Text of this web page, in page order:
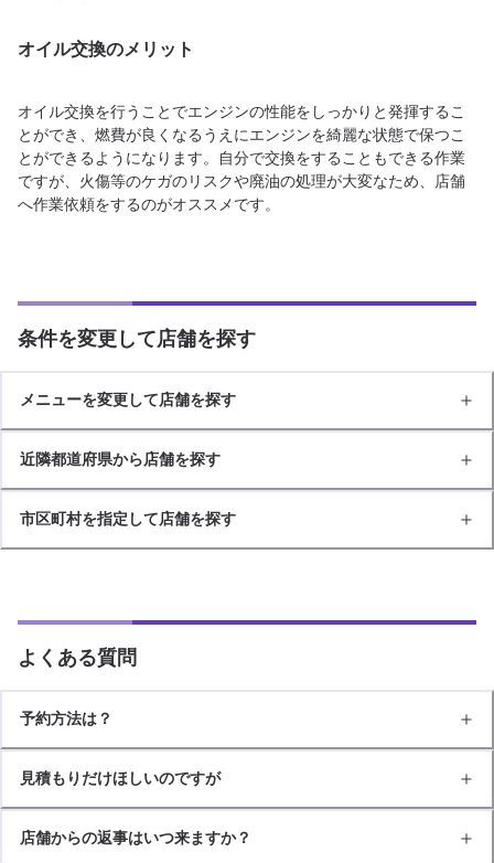
オイル交換のメリット
オイル交換を行うことでエンジンの性能をしっかりと発揮するこ
とができ、燃費が良くなるうえにエンジンを綺麗な状態で保つこ
とができるようになります。自分で交換をすることもできる作業
ですが、火傷等のケガのリスクや廃油の処理が大変なため、店舗
へ作業依頼をするのがオススメです。
条件を変更して店舗を探す
メニューを変更して店舗を探す
近隣都道府県から店舗を探す
市区町村を指定して店舗を探す
よくある質問
予約方法は？
見積もりだけほしいのですが
店舗からの返事はいつ来ますか？